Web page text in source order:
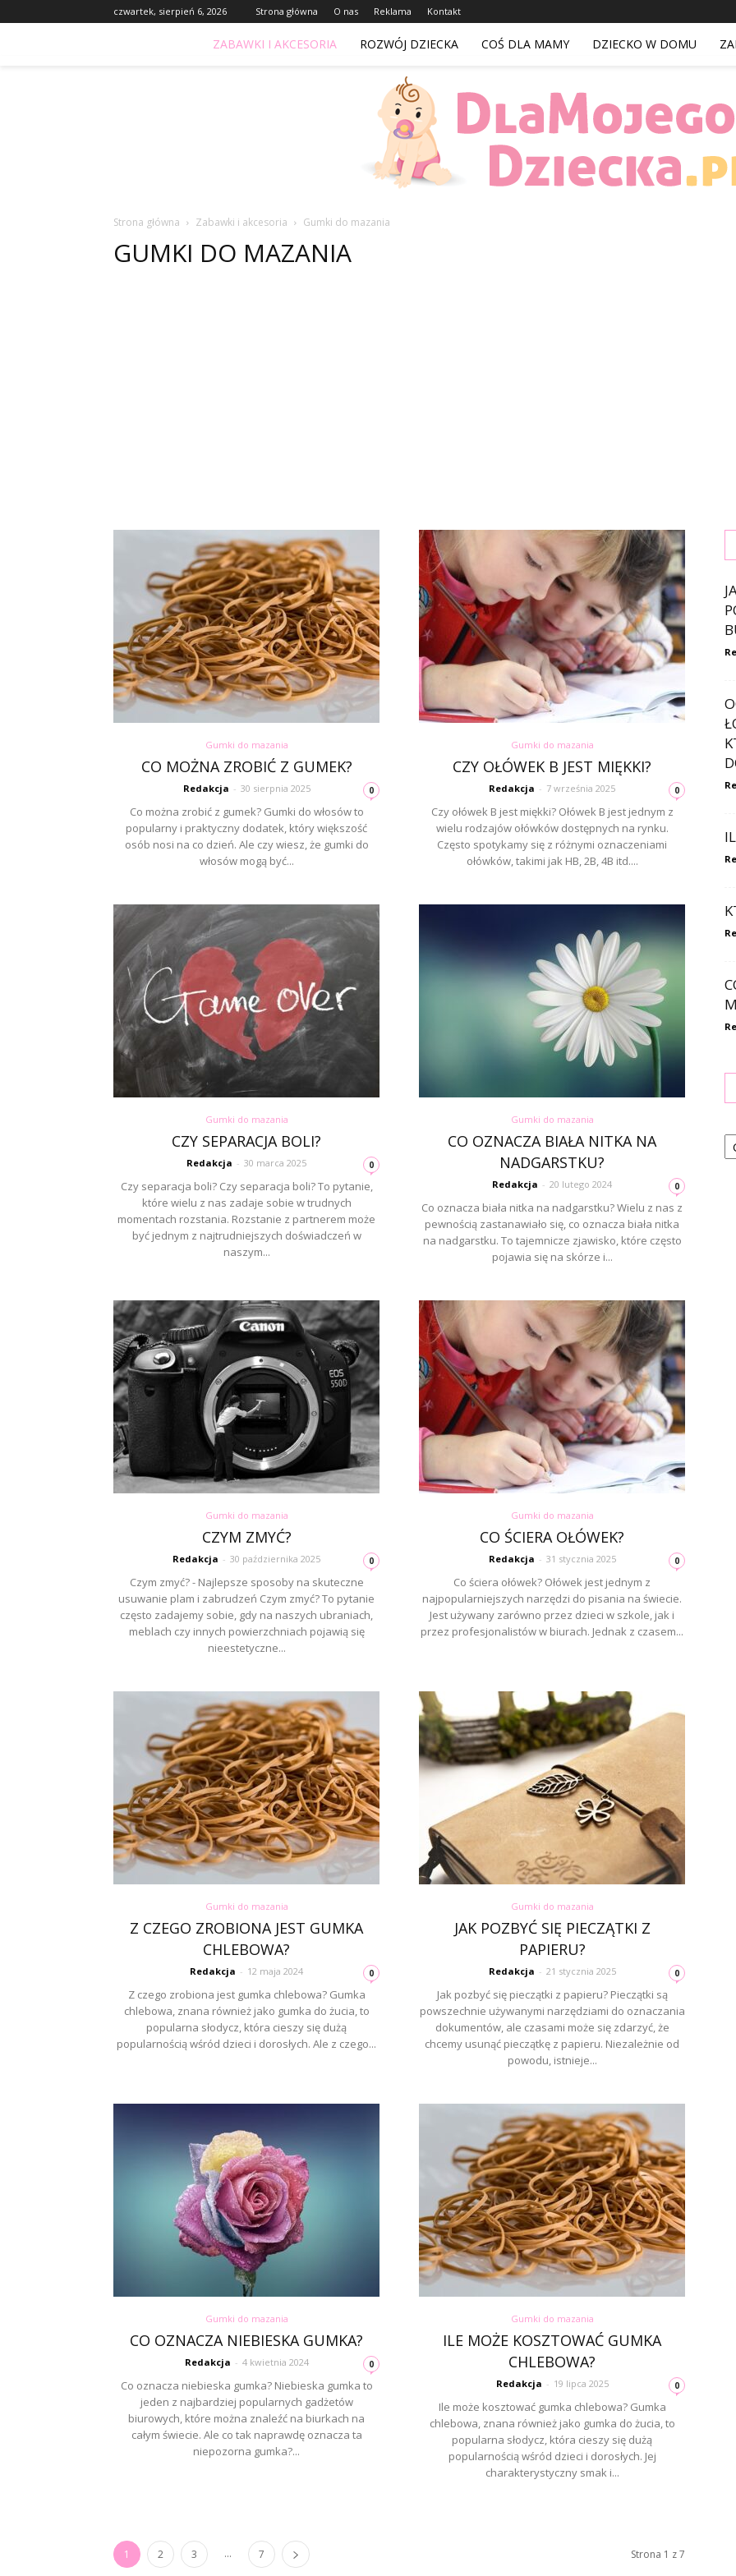
czwartek, sierpień 6, 2026 Strona główna O nas Reklama Kontakt
ZABAWKI I AKCESORIA ROZWÓJ DZIECKA COŚ DLA MAMY DZIECKO W DOMU
Strona główna Zabawki i akcesoria Gumki do mazania
GUMKI DO MAZANIA
Gumki do mazania
CO MOŻNA ZROBIĆ Z GUMEK?
Redakcja - 30 sierpnia 2025 0
Co można zrobić z gumek? Gumki do włosów to
popularny i praktyczny dodatek, który większość
osób nosi na co dzień. Ale czy wiesz, że gumki do
włosów mogą być...
Gumki do mazania
CZY OŁÓWEK B JEST MIĘKKI?
Redakcja - 7 września 2025 0
Czy ołówek B jest miękki? Ołówek B jest jednym z
wielu rodzajów ołówków dostępnych na rynku.
Często spotykamy się z różnymi oznaczeniami
ołówków, takimi jak HB, 2B, 4B itd....
Gumki do mazania
CZY SEPARACJA BOLI?
Redakcja - 30 marca 2025 0
Czy separacja boli? Czy separacja boli? To pytanie,
które wielu z nas zadaje sobie w trudnych
momentach rozstania. Rozstanie z partnerem może
być jednym z najtrudniejszych doświadczeń w
naszym...
Gumki do mazania
CO OZNACZA BIAŁA NITKA NA
NADGARSTKU?
Redakcja - 20 lutego 2024 0
Co oznacza biała nitka na nadgarstku? Wielu z nas z
pewnością zastanawiało się, co oznacza biała nitka
na nadgarstku. To tajemnicze zjawisko, które często
pojawia się na skórze i...
Gumki do mazania
CZYM ZMYĆ?
Redakcja - 30 października 2025 0
Czym zmyć? - Najlepsze sposoby na skuteczne
usuwanie plam i zabrudzeń Czym zmyć? To pytanie
często zadajemy sobie, gdy na naszych ubraniach,
meblach czy innych powierzchniach pojawią się
nieestetyczne...
Gumki do mazania
CO ŚCIERA OŁÓWEK?
Redakcja - 31 stycznia 2025 0
Co ściera ołówek? Ołówek jest jednym z
najpopularniejszych narzędzi do pisania na świecie.
Jest używany zarówno przez dzieci w szkole, jak i
przez profesjonalistów w biurach. Jednak z czasem...
Gumki do mazania
Z CZEGO ZROBIONA JEST GUMKA
CHLEBOWA?
Redakcja - 12 maja 2024 0
Z czego zrobiona jest gumka chlebowa? Gumka
chlebowa, znana również jako gumka do żucia, to
popularna słodycz, która cieszy się dużą
popularnością wśród dzieci i dorosłych. Ale z czego...
Gumki do mazania
JAK POZBYĆ SIĘ PIECZĄTKI Z
PAPIERU?
Redakcja - 21 stycznia 2025 0
Jak pozbyć się pieczątki z papieru? Pieczątki są
powszechnie używanymi narzędziami do oznaczania
dokumentów, ale czasami może się zdarzyć, że
chcemy usunąć pieczątkę z papieru. Niezależnie od
powodu, istnieje...
Gumki do mazania
CO OZNACZA NIEBIESKA GUMKA?
Redakcja - 4 kwietnia 2024 0
Co oznacza niebieska gumka? Niebieska gumka to
jeden z najbardziej popularnych gadżetów
biurowych, które można znaleźć na biurkach na
całym świecie. Ale co tak naprawdę oznacza ta
niepozorna gumka?...
Gumki do mazania
ILE MOŻE KOSZTOWAĆ GUMKA
CHLEBOWA?
Redakcja - 19 lipca 2025 0
Ile może kosztować gumka chlebowa? Gumka
chlebowa, znana również jako gumka do żucia, to
popularna słodycz, która cieszy się dużą
popularnością wśród dzieci i dorosłych. Jej
charakterystyczny smak i...
1 2 3 ... 7 Strona 1 z 7